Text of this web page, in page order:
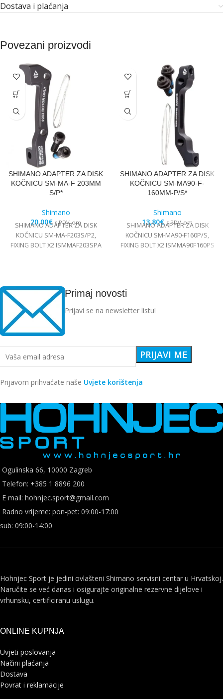
Dostava i plaćanja
Povezani proizvodi
SHIMANO ADAPTER ZA DISK
KOČNICU SM-MA-F 203MM
S/P*
Shimano
20,00€ s PDV-om
SHIMANO ADAPTER ZA DISK
KOČNICU SM-MA-F203S/P2,
FIXING BOLT X2 ISMMAF203SPA
SHIMANO ADAPTER ZA DISK
KOČNICU SM-MA90-F-
160MM-P/S*
Shimano
13,80€ s PDV-om
SHIMANO ADAPTER ZA DISK
KOČNICU SM-MA90-F160P/S,
FIXING BOLT X2 ISMMA90F160PS
Primaj novosti
Prijavi se na newsletter listu!
Prijavom prihvaćate naše Uvjete korištenja
Ogulinska 66, 10000 Zagreb
Telefon: +385 1 8896 200
E mail: hohnjec.sport@gmail.com
Radno vrijeme: pon-pet: 09:00-17:00
sub: 09:00-14:00
Hohnjec Sport je jedini ovlašteni Shimano servisni centar u Hrvatskoj.
Naručite se već danas i osigurajte originalne rezervne dijelove i
vrhunsku, certificiranu uslugu.
ONLINE KUPNJA
Uvjeti poslovanja
Načini plaćanja
Dostava
Povrat i reklamacije